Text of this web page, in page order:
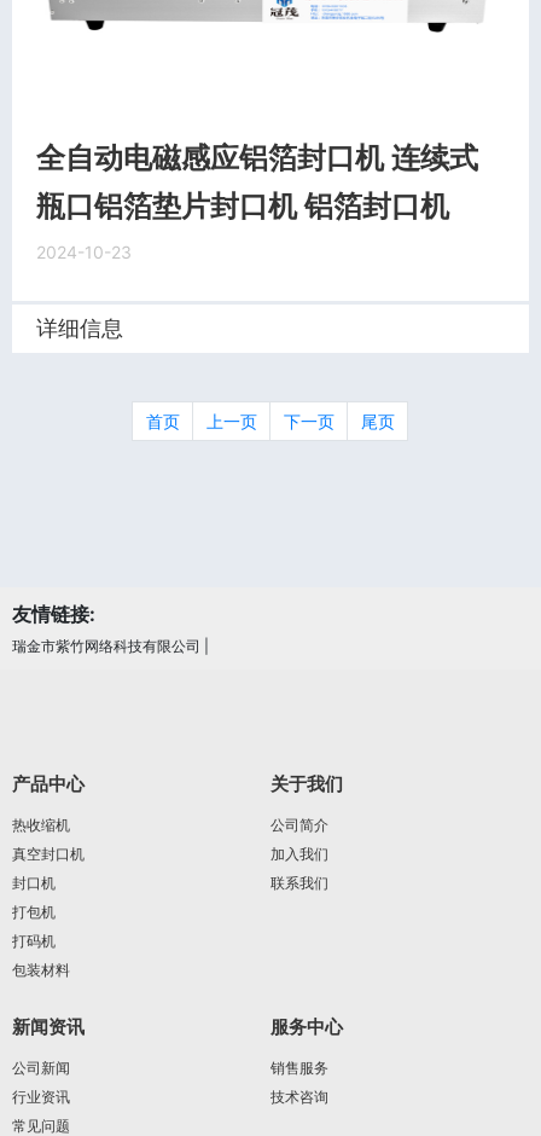
全自动电磁感应铝箔封口机 连续式
瓶口铝箔垫片封口机 铝箔封口机
2024-10-23
详细信息
首页 上一页 下一页 尾页
友情链接:
瑞金市紫竹网络科技有限公司
产品中心
热收缩机
真空封口机
封口机
打包机
打码机
包装材料
关于我们
公司简介
加入我们
联系我们
新闻资讯
公司新闻
行业资讯
常见问题
服务中心
销售服务
技术咨询